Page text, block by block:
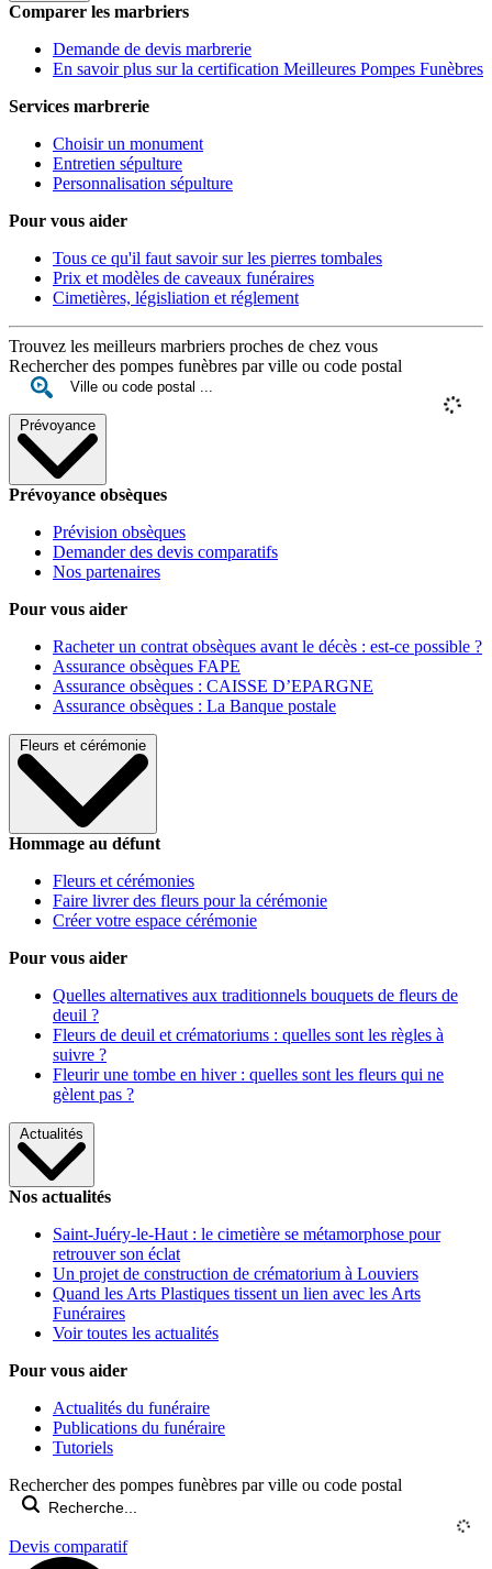
Comparer les marbriers
Demande de devis marbrerie
En savoir plus sur la certification Meilleures Pompes Funèbres
Services marbrerie
Choisir un monument
Entretien sépulture
Personnalisation sépulture
Pour vous aider
Tous ce qu'il faut savoir sur les pierres tombales
Prix et modèles de caveaux funéraires
Cimetières, législiation et réglement
Trouvez les meilleurs marbriers proches de chez vous
Rechercher des pompes funèbres par ville ou code postal
Prévoyance
Prévoyance obsèques
Prévision obsèques
Demander des devis comparatifs
Nos partenaires
Pour vous aider
Racheter un contrat obsèques avant le décès : est-ce possible ?
Assurance obsèques FAPE
Assurance obsèques : CAISSE D’EPARGNE
Assurance obsèques : La Banque postale
Fleurs et cérémonie
Hommage au défunt
Fleurs et cérémonies
Faire livrer des fleurs pour la cérémonie
Créer votre espace cérémonie
Pour vous aider
Quelles alternatives aux traditionnels bouquets de fleurs de
deuil ?
Fleurs de deuil et crématoriums : quelles sont les règles à
suivre ?
Fleurir une tombe en hiver : quelles sont les fleurs qui ne
gèlent pas ?
Actualités
Nos actualités
Saint-Juéry-le-Haut : le cimetière se métamorphose pour
retrouver son éclat
Un projet de construction de crématorium à Louviers
Quand les Arts Plastiques tissent un lien avec les Arts
Funéraires
Voir toutes les actualités
Pour vous aider
Actualités du funéraire
Publications du funéraire
Tutoriels
Rechercher des pompes funèbres par ville ou code postal
Devis comparatif